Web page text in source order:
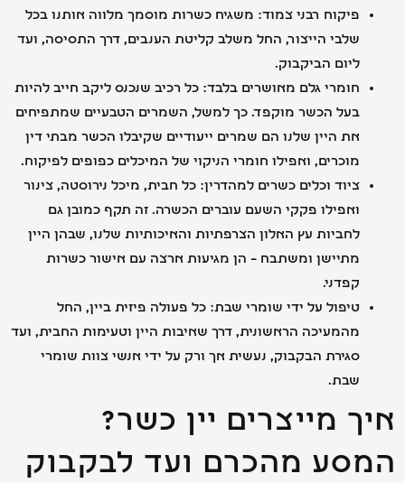
פיקוח רבני צמוד: משגיח כשרות מוסמך מלווה אותנו בכל
שלבי הייצור, החל משלב קליטת הענבים, דרך התסיסה, ועד
ליום הביקבוק.
חומרי גלם מאושרים בלבד: כל רכיב שנכנס ליקב חייב להיות
בעל הכשר מוקפד. כך למשל, השמרים הטבעיים שמתפיחים
את היין שלנו הם שמרים ייעודיים שקיבלו הכשר מבתי דין
מוכרים, ואפילו חומרי הניקוי של המיכלים כפופים לפיקוח.
ציוד וכלים כשרים למהדרין: כל חבית, מיכל נירוסטה, צינור
ואפילו פקקי השעם עוברים הכשרה. זה תקף כמובן גם
לחביות עץ האלון הצרפתיות והאיכותיות שלנו, שבהן היין
מתיישן ומשתבח – הן מגיעות ארצה עם אישור כשרות
טיפול על ידי שומרי שבת: כל פעולה פיזית ביין, החל
מהמעיכה הראשונית, דרך שאיבות היין וטעימות החבית, ועד
סגירת הבקבוק, נעשית אך ורק על ידי אנשי צוות שומרי
מייצרים יין כשר?
מהכרם ועד לבקבוק